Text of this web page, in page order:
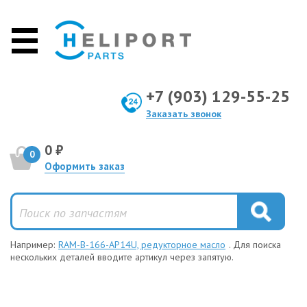
+7 (903) 129-55-25
Заказать звонок
0 0 ₽
Оформить заказ
Например: RAM-B-166-AP14U, редукторное масло . Для поиска
нескольких деталей вводите артикул через запятую.